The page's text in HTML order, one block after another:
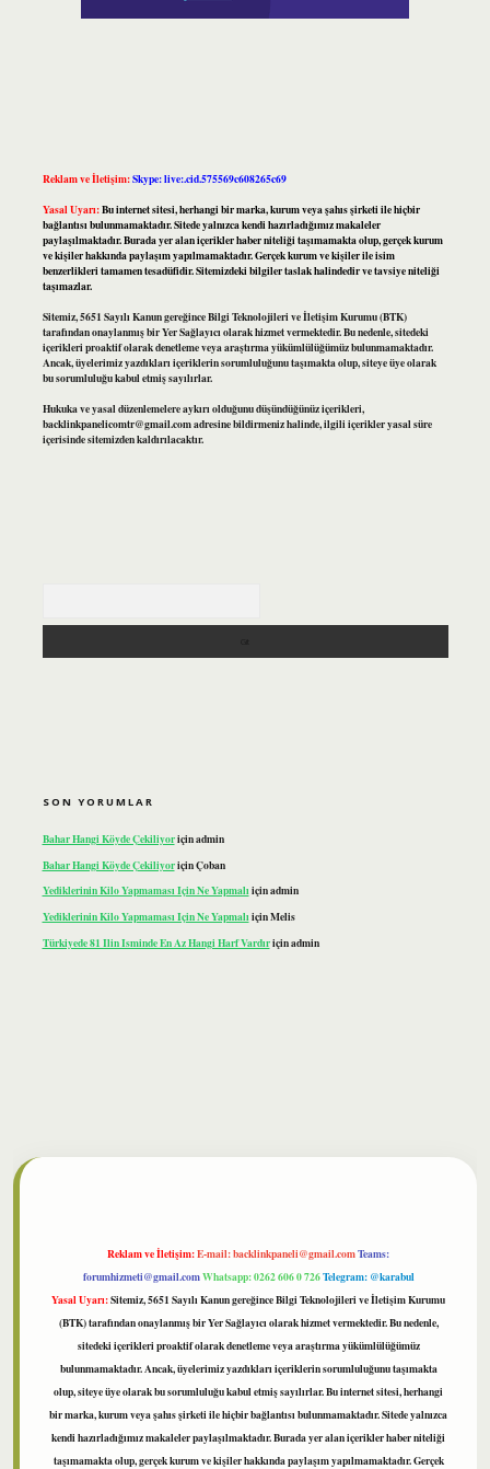
Reklam ve İletişim:Skype: live:.cid.575569c608265c69
Yasal Uyarı:Bu internet sitesi, herhangi bir marka, kurum veya şahıs şirketi ile hiçbir
bağlantısı bulunmamaktadır. Sitede yalnızca kendi hazırladığımız makaleler
paylaşılmaktadır. Burada yer alan içerikler haber niteliği taşımamakta olup, gerçek kurum
ve kişiler hakkında paylaşım yapılmamaktadır. Gerçek kurum ve kişiler ile isim
benzerlikleri tamamen tesadüfidir. Sitemizdeki bilgiler taslak halindedir ve tavsiye niteliği
taşımazlar.
Sitemiz, 5651 Sayılı Kanun gereğince Bilgi Teknolojileri ve İletişim Kurumu (BTK)
tarafından onaylanmış bir Yer Sağlayıcı olarak hizmet vermektedir. Bu nedenle, sitedeki
içerikleri proaktif olarak denetleme veya araştırma yükümlülüğümüz bulunmamaktadır.
Ancak, üyelerimiz yazdıkları içeriklerin sorumluluğunu taşımakta olup, siteye üye olarak
bu sorumluluğu kabul etmiş sayılırlar.
Hukuka ve yasal düzenlemelere aykırı olduğunu düşündüğünüz içerikleri,
backlinkpanelicomtr@gmail.comadresine bildirmeniz halinde, ilgili içerikler yasal süre
içerisinde sitemizden kaldırılacaktır.
SON YORUMLAR
Bahar Hangi Köyde Çekiliyoriçinadmin
Bahar Hangi Köyde ÇekiliyoriçinÇoban
Yediklerinin Kilo Yapmaması Için Ne Yapmalıiçinadmin
Yediklerinin Kilo Yapmaması Için Ne YapmalıiçinMelis
Türkiyede 81 Ilin Isminde En Az Hangi Harf Vardıriçinadmin
Reklam ve İletişim:E-mail:backlinkpaneli@gmail.comTeams:
forumhizmeti@gmail.comWhatsapp: 0262 606 0 726Telegram: @karabul
Yasal Uyarı:Sitemiz, 5651 Sayılı Kanun gereğince Bilgi Teknolojileri ve İletişim Kurumu
(BTK) tarafından onaylanmış bir Yer Sağlayıcı olarak hizmet vermektedir. Bu nedenle,
sitedeki içerikleri proaktif olarak denetleme veya araştırma yükümlülüğümüz
bulunmamaktadır. Ancak, üyelerimiz yazdıkları içeriklerin sorumluluğunu taşımakta
olup, siteye üye olarak bu sorumluluğu kabul etmiş sayılırlar. Bu internet sitesi, herhangi
bir marka, kurum veya şahıs şirketi ile hiçbir bağlantısı bulunmamaktadır. Sitede yalnızca
kendi hazırladığımız makaleler paylaşılmaktadır. Burada yer alan içerikler haber niteliği
taşımamakta olup, gerçek kurum ve kişiler hakkında paylaşım yapılmamaktadır. Gerçek